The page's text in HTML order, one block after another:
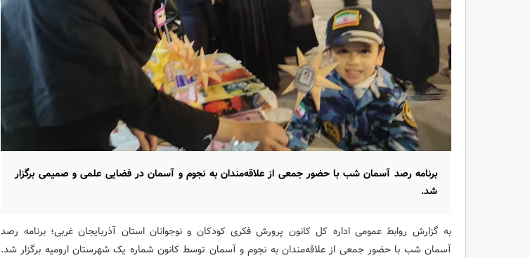
برنامه رصد آسمان شب با حضور جمعی از علاقه‌مندان به نجوم و آسمان در فضایی علمی و صمیمی برگزار
شد.
به گزارش روابط عمومی اداره کل کانون پرورش فکری کودکان و نوجوانان استان آذربایجان غربی؛ برنامه رصد
آسمان شب با حضور جمعی از علاقه‌مندان به نجوم و آسمان توسط کانون شماره یک شهرستان ارومیه برگزار شد.